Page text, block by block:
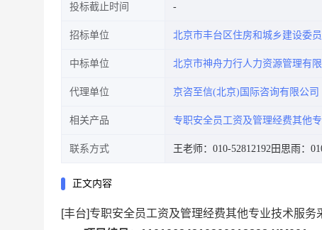
投标截止时间
招标单位 北京市丰台区住房和城乡建设委
中标单位 北京市神舟力行人力资源管理有限
代理单位 京咨至信(北京)国际咨询有限公司
相关产品 专职安全员工资及管理经费其他
联系方式 王老师：010-52812192田思雨：
正文内容
[丰台]专职安全员工资及管理经费其他专业技术服务